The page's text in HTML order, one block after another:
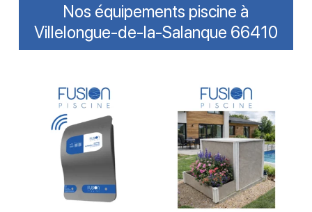
Nos équipements piscine à
Villelongue-de-la-Salanque 66410